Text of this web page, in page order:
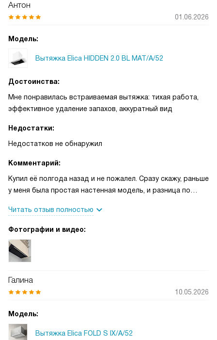
свет ровный, температуру оценил как близкую к
нейтральной, готовить приятно. Жироулавливающий
и индикатор насыщения подсказывает, когда нужно
почистить. Это избавляет от лишних догадок и
поддерживает работу на заявленной
производительности.
Антон
01.06.2026
Модель:
Вытяжка Elica HIDDEN 2.0 BL MAT/A/52
Достоинства:
Мне понравилась встраиваемая вытяжка: тихая работа,
эффективное удаление запахов, аккуратный вид
Недостатки:
Недостатков не обнаружил
Комментарий:
Купил её полгода назад и не пожалел. Сразу скажу, раньше
у меня была простая настенная модель, и разница по
Первую неделю готовил рыбу и боялся, что запах
задержится, но всё ушло быстро и без следа. На
душно, а мне приятно слышать такие слова! Управление
простое, ничего сложного разбираться не пришлось.
промываю под струёй воды, всё быстро становится
чистым. Особенно ценю тихую работу: теперь можно
готовки, и это не мешает общению. Встроенный дизайн
сделал пространство аккуратнее и спокойнее; техника
Читать отзыв полностью
Фотографии и видео:
Галина
10.05.2026
Модель:
Вытяжка Elica FOLD S IX/A/52